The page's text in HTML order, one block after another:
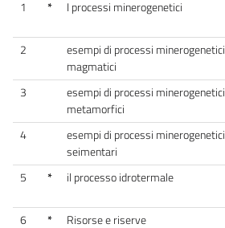
1 * I processi minerogenetici
2
esempi di processi minerogenetici
magmatici
3
esempi di processi minerogenetici
metamorfici
4
esempi di processi minerogenetici
seimentari
5
* il processo idrotermale
6
* Risorse e riserve